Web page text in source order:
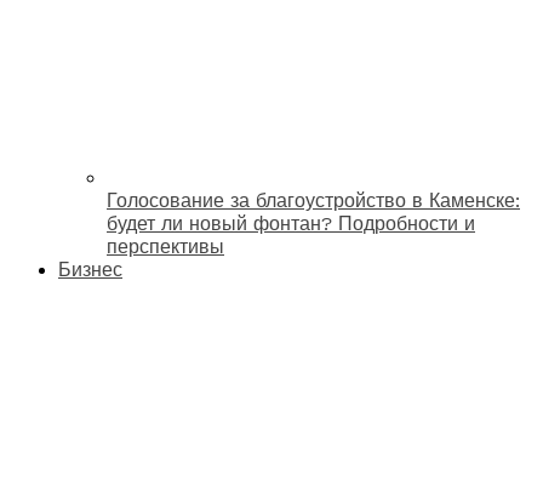
Голосование за благоустройство в Каменске:
будет ли новый фонтан? Подробности и
перспективы
Бизнес